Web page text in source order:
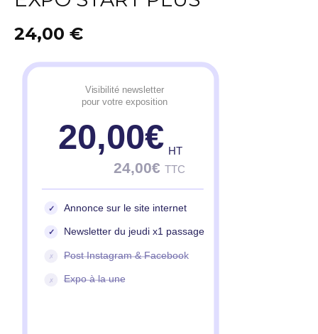
24,00 €